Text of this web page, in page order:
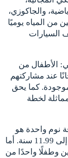
والجاكوزي،
من المياه يوميًا
السيارات
الأطفال من
مجانًا عند مشاركتهم
كما يحق
لخطة
نوم واحدة هو
شخصان بالغان وطفل واحد من عمر 0 إلى 11.99 سنة. أما
وطفلًا واحدًا من